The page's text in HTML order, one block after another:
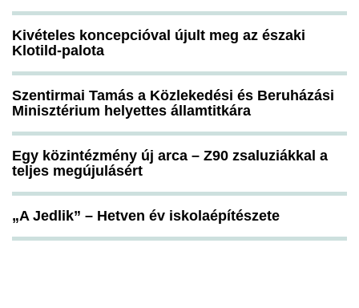
Kivételes koncepcióval újult meg az északi
Klotild-palota
Szentirmai Tamás a Közlekedési és Beruházási
Minisztérium helyettes államtitkára
Egy közintézmény új arca – Z90 zsaluziákkal a
teljes megújulásért
„A Jedlik” – Hetven év iskolaépítészete